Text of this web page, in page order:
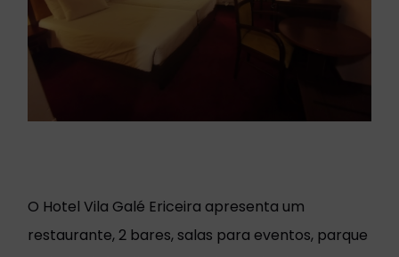
O Hotel Vila Galé Ericeira apresenta um
restaurante, 2 bares, salas para eventos, parque